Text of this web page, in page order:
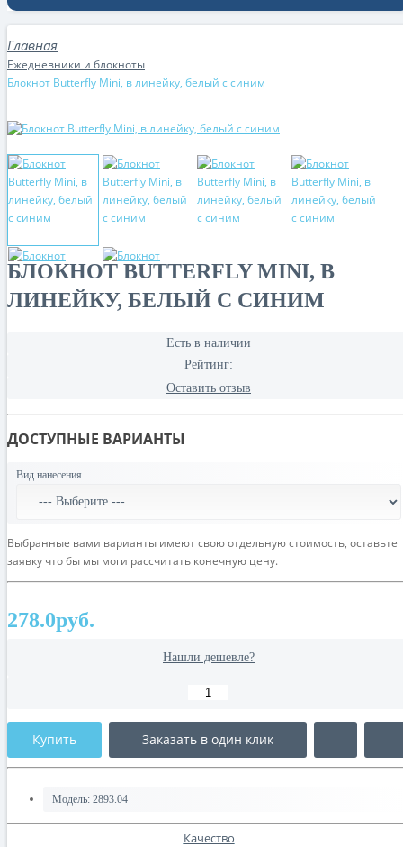
Ежедневники и блокноты
Блокнот Butterfly Mini, в линейку, белый с синим
БЛОКНОТ BUTTERFLY MINI, В
ЛИНЕЙКУ, БЕЛЫЙ С СИНИМ
Есть в наличии
Рейтинг:
Оставить отзыв
ДОСТУПНЫЕ ВАРИАНТЫ
Вид нанесения
Выбранные вами варианты имеют свою отдельную стоимость, оставьте
заявку что бы мы моги рассчитать конечную цену.
278.0руб.
Нашли дешевле?
Купить Заказать в один клик
Модель: 2893.04
Качество